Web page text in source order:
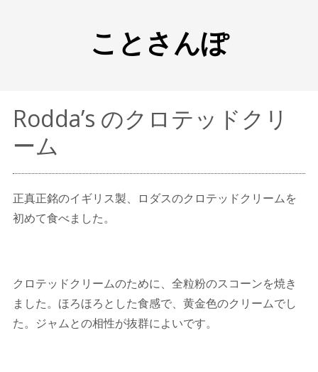
ことさんぽ
Rodda’s のクロテッドクリ
ーム
正真正銘のイギリス製、ロダスのクロテッドクリームを
初めて食べました。
クロテッドクリームのために、全粒粉のスコーンを焼き
ました。ほろほろとした食感で、黄金色のクリームでし
た。ジャムとの相性が抜群によいです。